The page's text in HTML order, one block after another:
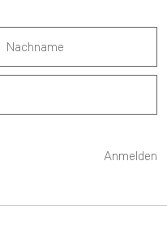
Anmelden